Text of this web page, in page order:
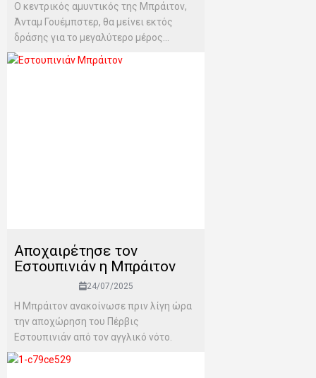
Ο κεντρικός αμυντικός της Μπράιτον,
Άνταμ Γουέμπστερ, θα μείνει εκτός
δράσης για το μεγαλύτερο μέρος...
Αποχαιρέτησε τον
Εστουπινιάν η Μπράιτον
24/07/2025
Η Μπράιτον ανακοίνωσε πριν λίγη ώρα
την αποχώρηση του Πέρβις
Εστουπινιάν από τον αγγλικό νότο.